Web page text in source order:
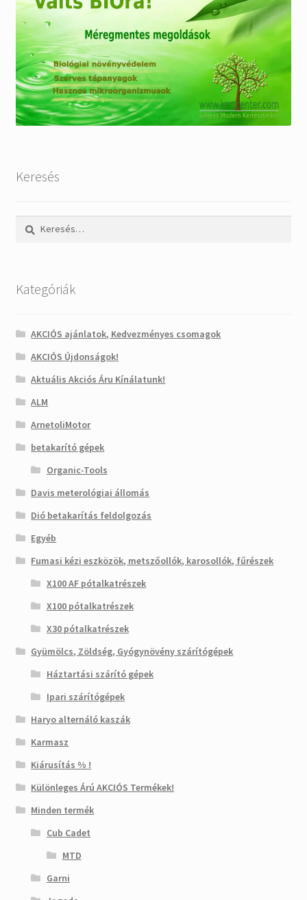
Keresés
Kategóriák
AKCIÓS ajánlatok, Kedvezményes csomagok
AKCIÓS Újdonságok!
Aktuális Akciós Áru Kínálatunk!
ALM
ArnetoliMotor
betakarító gépek
Organic-Tools
Davis meterológiai állomás
Dió betakarítás feldolgozás
Egyéb
Fumasi kézi eszközök, metszőollók, karosollók, fűrészek
X100 AF pótalkatrészek
X100 pótalkatrészek
X30 pótalkatrészek
Gyümölcs, Zöldség, Gyógynövény szárítógépek
Háztartási szárító gépek
Ipari szárítógépek
Haryo alternáló kaszák
Karmasz
Kiárusítás % !
Különleges Árú AKCIÓS Termékek!
Minden termék
Cub Cadet
MTD
Garni